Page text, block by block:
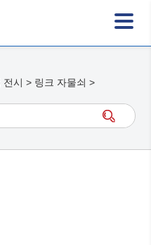
전시 > 링크 자물쇠 >